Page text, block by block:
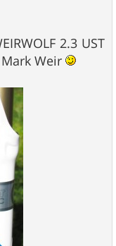
2.3 UST
Weir